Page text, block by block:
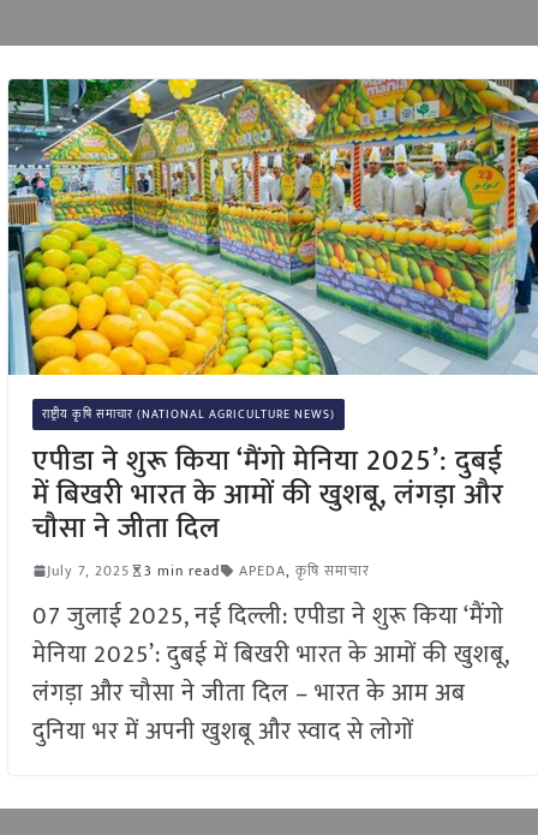
राष्ट्रीय कृषि समाचार (NATIONAL AGRICULTURE NEWS)
एपीडा ने शुरू किया ‘मैंगो मेनिया 2025’: दुबई
में बिखरी भारत के आमों की खुशबू, लंगड़ा और
चौसा ने जीता दिल
July 7, 2025 3 min read APEDA, कृषि समाचार
07 जुलाई 2025, नई दिल्ली: एपीडा ने शुरू किया ‘मैंगो
मेनिया 2025’: दुबई में बिखरी भारत के आमों की खुशबू,
लंगड़ा और चौसा ने जीता दिल – भारत के आम अब
दुनिया भर में अपनी खुशबू और स्वाद से लोगों